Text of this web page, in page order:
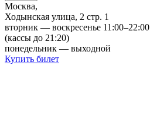
Москва,
Ходынская улица, 2 стр. 1
вторник — воскресенье 11:00–22:00
(кассы до 21:20)
понедельник — выходной
Купить билет